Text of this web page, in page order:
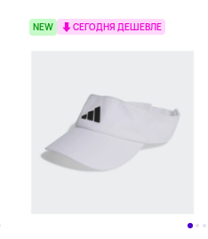
NEW СЕГОДНЯ ДЕШЕВЛЕ